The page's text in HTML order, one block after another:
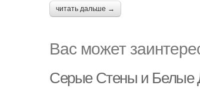
читать дальше →
Вас может
Серые Стены и Белые